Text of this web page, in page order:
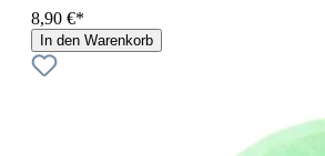
8,90 €*
In den Warenkorb